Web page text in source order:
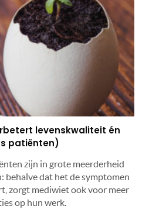
levenskwaliteit én
patiënten)
zijn in grote meerderheid
behalve dat het de symptomen
zorgt mediwiet ook voor meer
op hun werk.